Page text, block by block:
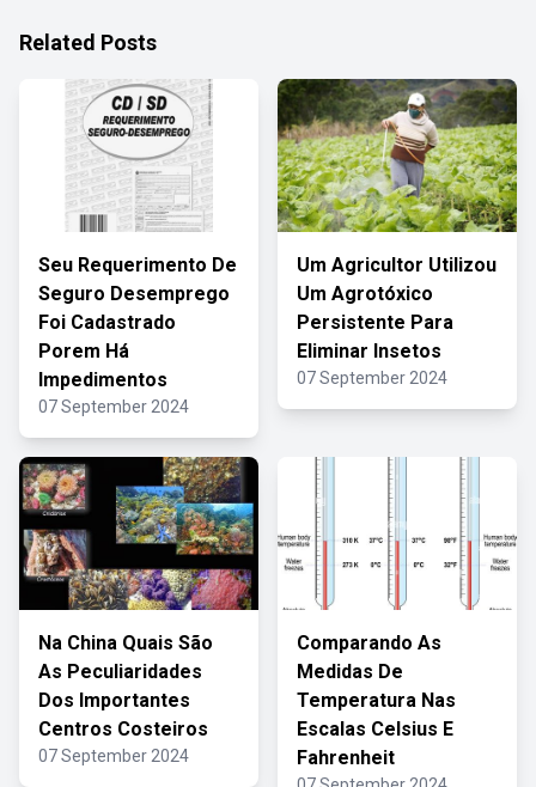
Related Posts
Seu Requerimento De
Seguro Desemprego
Foi Cadastrado
Porem Há
Impedimentos
07 September 2024
Um Agricultor Utilizou
Um Agrotóxico
Persistente Para
Eliminar Insetos
07 September 2024
Na China Quais São
As Peculiaridades
Dos Importantes
Centros Costeiros
07 September 2024
Comparando As
Medidas De
Temperatura Nas
Escalas Celsius E
Fahrenheit